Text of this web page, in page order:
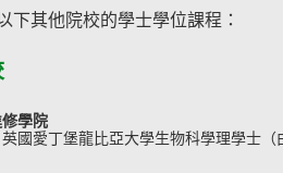
下其他院校的學士學位課程：
學院
國愛丁堡龍比亞大學生物科學理學士（